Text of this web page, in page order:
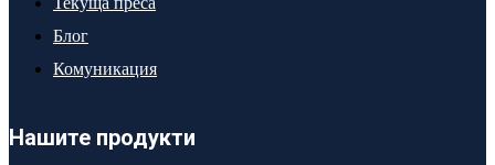
Блог
Комуникация
Нашите продукти